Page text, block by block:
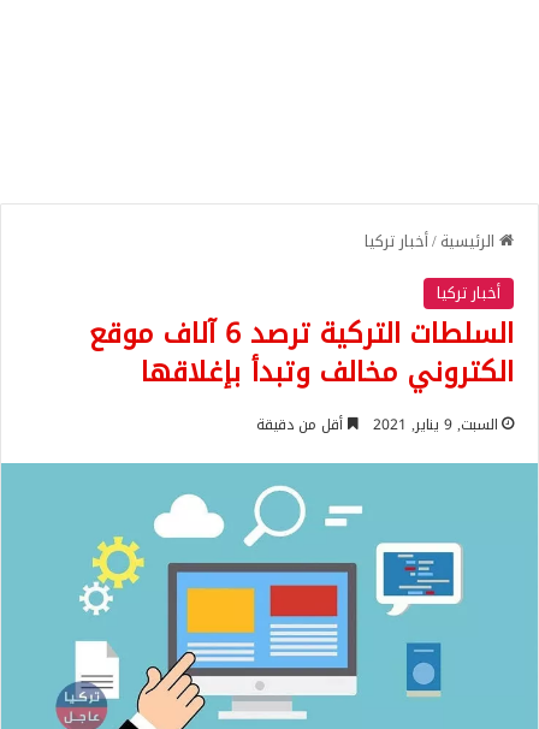
الرئيسية/أخبار تركيا
أخبار تركيا
السلطات التركية ترصد 6 آلاف موقع
الكتروني مخالف وتبدأ بإغلاقها
السبت, 9 يناير, 2021 أقل من دقيقة